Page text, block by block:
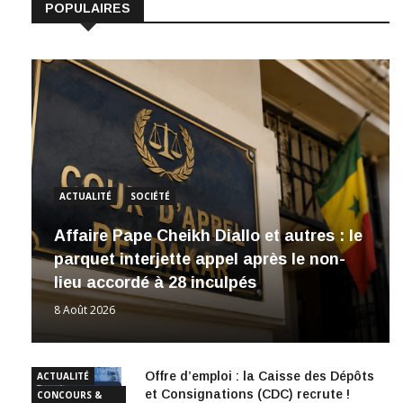
POPULAIRES
ACTUALITÉ SOCIÉTÉ
Affaire Pape Cheikh Diallo et autres : le
parquet interjette appel après le non-
lieu accordé à 28 inculpés
8 Août 2026
ACTUALITÉ
CONCOURS &
Offre d’emploi : la Caisse des Dépôts
et Consignations (CDC) recrute !